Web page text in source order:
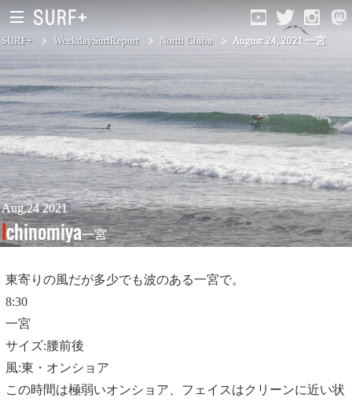
South Ibaraki
North Chiba
South Chiba
Unusually
Video Logs
SURF+ WeekdaySurfReport North Chiba August 24, 2021 一宮
Aug,24 2021
Ichinomiya一宮
東寄りの風だが多少でも波のある一宮で。
8:30
一宮
サイズ:腰前後
風:東・オンショア
この時間は極弱いオンショア、フェイスはクリーンに近い状